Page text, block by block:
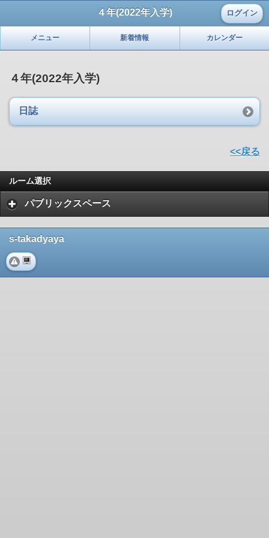
４年(2022年入学) ログイン
メニュー 新着情報 カレンダー
４年(2022年入学)
日誌
<<戻る
ルーム選択
パブリックスペース
s-takadyaya